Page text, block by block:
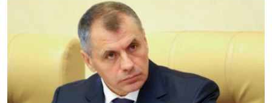
ТЕЛЕПРОЕКТ КРЫМ.РЕАЛИИ
СОВЕТЫ ПРАВОЗАЩИТНИКОВ
ПРОПАВШИЕ БЕЗ ВЕСТИ
ПОБЕДИТЕЛЕЙ НЕ СУДЯТ?
КАК ОБОЙТИ БЛОКИРОВКУ
Українською
ПРИСОЕДИНЯЙТЕСЬ!